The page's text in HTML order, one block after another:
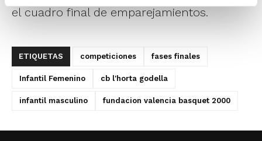
el cuadro final de emparejamientos.
ETIQUETAS competiciones fases finales
Infantil Femenino cb l'horta godella
infantil masculino fundacion valencia basquet 2000